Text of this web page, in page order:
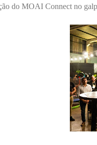
do MOAI Connect no